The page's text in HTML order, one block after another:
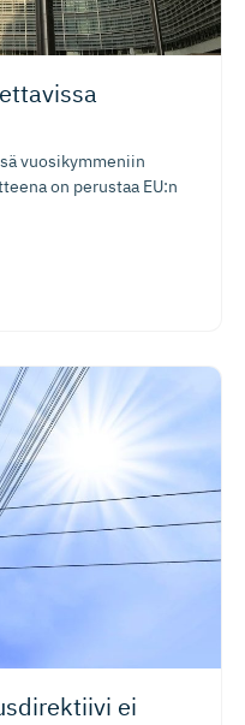
vuosikymmeniin
on perustaa EU:n
ei